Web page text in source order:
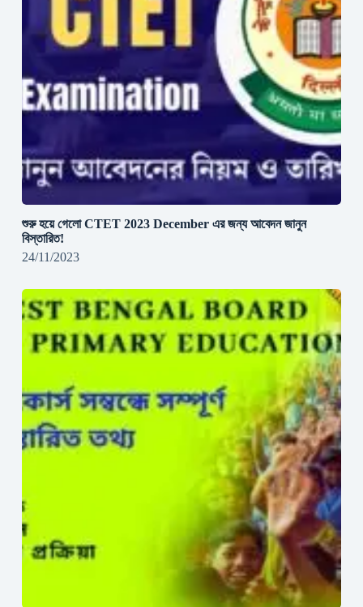
শুরু হয়ে গেলো CTET 2023 December এর জন্য আবেদন জানুন
বিস্তারিত!
24/11/2023